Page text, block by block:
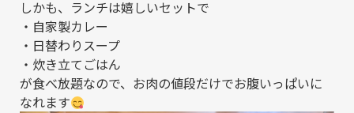
しかも、ランチは嬉しいセットで
・自家製カレー
・日替わりスープ
・炊き立てごはん
が食べ放題なので、お肉の値段だけでお腹いっぱいに
なれます